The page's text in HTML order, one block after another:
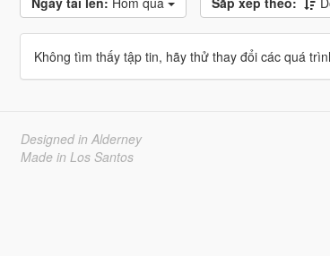
Không tìm thấy tập tin, hãy thử thay đổi các quá
Designed in Alderney
Made in Los Santos